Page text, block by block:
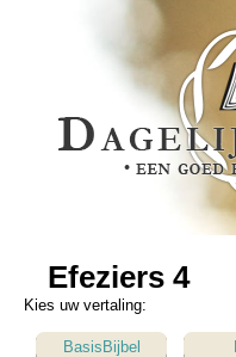
Efeziers 4
Kies uw vertaling:
BasisBijbel